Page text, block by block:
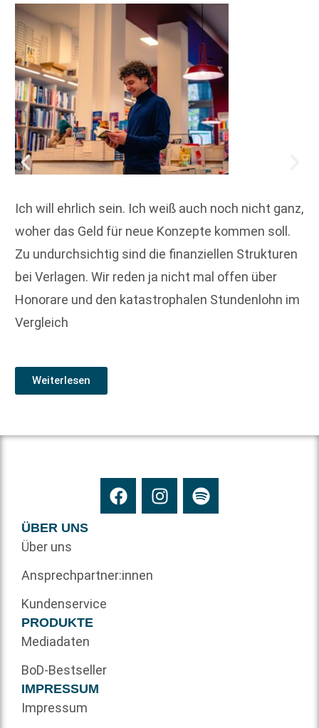
Ich will ehrlich sein. Ich weiß auch noch nicht ganz,
woher das Geld für neue Konzepte kommen soll.
Zu undurchsichtig sind die finanziellen Strukturen
bei Verlagen. Wir reden ja nicht mal offen über
Honorare und den katastrophalen Stundenlohn im
Vergleich
Weiterlesen
ÜBER UNS
Über uns
Ansprechpartner:innen
Kundenservice
PRODUKTE
Mediadaten
BoD-Bestseller
IMPRESSUM
Impressum